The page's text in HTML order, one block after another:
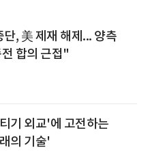
, 美 제재 해제... 양측
합의 근접"
기 외교'에 고전하는
의 기술'